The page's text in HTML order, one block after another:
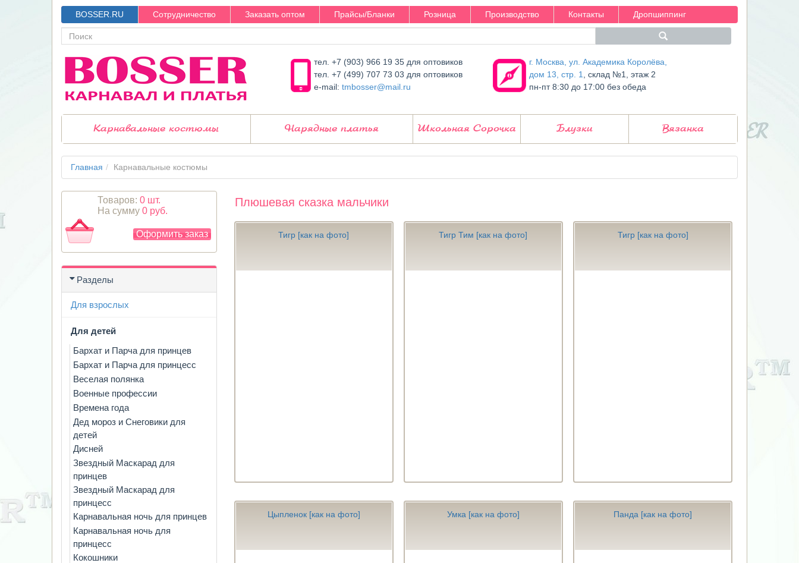
BOSSER.RU Сотрудничество Заказать оптом Прайсы/Бланки Розница Производство Контакты Дропшиппинг
тел. +7 (903) 966 19 35 для оптовиков
тел. +7 (499) 707 73 03 для оптовиков
e-mail:tmbosser@mail.ru
г. Москва, ул. Академика Королёва,
дом 13, стр. 1
, склад №1, этаж 2
пн-пт 8:30 до 17:00 без обеда
Карнавальные костюмы Нарядные платья Школьная Сорочка Блузки Вязанка
Главная Карнавальные костюмы
Товаров: 0 шт.
На сумму 0 руб.
Оформить заказ
Разделы
Для взрослых
Для детей
Бархат и Парча для принцев
Бархат и Парча для принцесс
Веселая полянка
Военные профессии
Времена года
Дед мороз и Снеговики для
детей
Дисней
Звездный Маскарад для
принцев
Звездный Маскарад для
принцесс
Карнавальная ночь для принцев
Карнавальная ночь для
принцесс
Кокошники
Плюшевая сказка мальчики
Тигр [как на фото] Тигр Тим [как на фото] Тигр [как на фото]
Цыпленок [как на фото] Умка [как на фото] Панда [как на фото]